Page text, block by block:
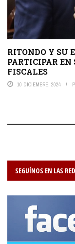
RITONDO Y SU
PARTICIPAR EN
FISCALES
10 DICIEMBRE, 2024
SEGUÍNOS EN LAS